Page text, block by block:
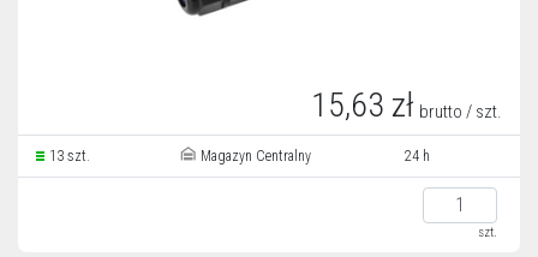
15,63 zł brutto / szt.
13 szt. Magazyn Centralny 24 h
szt.